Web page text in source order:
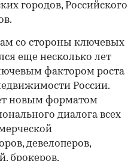
городов, Российского
со стороны ключевых
еще несколько лет
фактором роста
России.
новым форматом
диалога всех
девелоперов,
брокеров,